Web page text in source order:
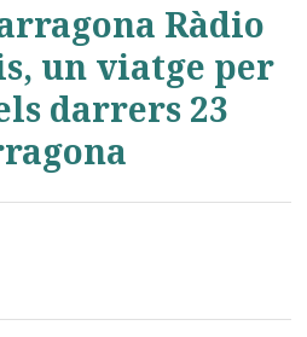
Ràdio
un viatge per
darrers 23